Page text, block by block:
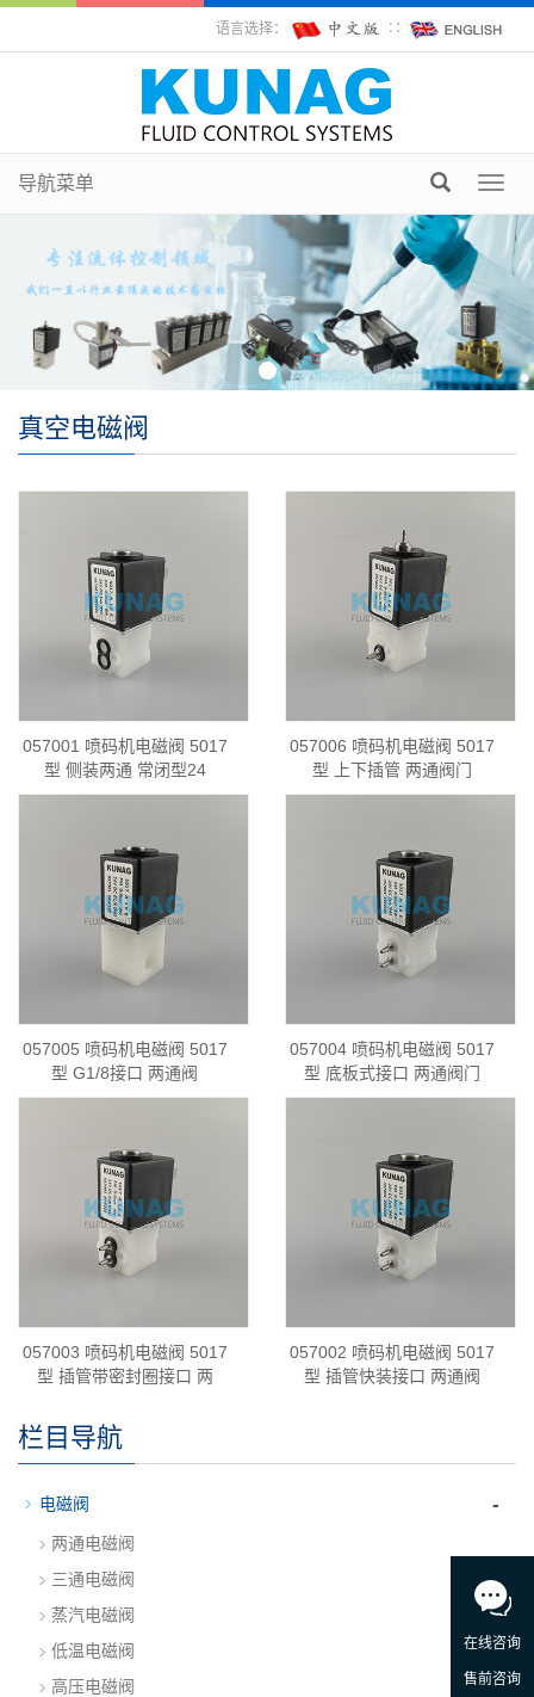
语言选择： ∷
导航菜单
真空电磁阀
057001 喷码机电磁阀 5017
型 侧装两通 常闭型24
057006 喷码机电磁阀 5017
型 上下插管 两通阀门
057005 喷码机电磁阀 5017
型 G1/8接口 两通阀
057004 喷码机电磁阀 5017
型 底板式接口 两通阀门
057003 喷码机电磁阀 5017
型 插管带密封圈接口 两
057002 喷码机电磁阀 5017
型 插管快装接口 两通阀
栏目导航
电磁阀 -
两通电磁阀
三通电磁阀
蒸汽电磁阀
低温电磁阀
高压电磁阀